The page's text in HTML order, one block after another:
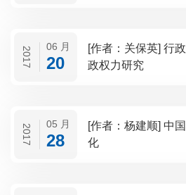
2017 06 月
20
[作者：关保英] 行政主体法外设定行
政权力研究
2017 05 月
28
[作者：杨建顺] 中国行政规制的合理
化